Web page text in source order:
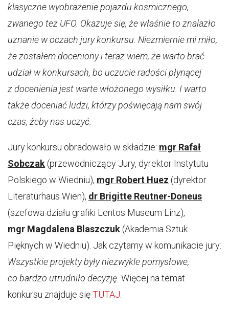
klasyczne wyobrażenie pojazdu kosmicznego,
zwanego też UFO. Okazuje się, że właśnie to znalazło
uznanie w oczach jury konkursu. Niezmiernie mi miło,
że zostałem doceniony i teraz wiem, że warto brać
udział w konkursach, bo uczucie radości płynącej
z docenienia jest warte włożonego wysiłku. I warto
także doceniać ludzi, którzy poświęcają nam swój
czas, żeby nas uczyć.
Jury konkursu obradowało w składzie: mgr Rafał
Sobczak (przewodniczący Jury, dyrektor Instytutu
Polskiego w Wiedniu), mgr Robert Huez (dyrektor
Literaturhaus Wien), dr Brigitte Reutner-Doneus
(szefowa działu grafiki Lentos Museum Linz),
mgr Magdalena Blaszczuk (Akademia Sztuk
Pięknych w Wiedniu). Jak czytamy w komunikacie jury:
Wszystkie projekty były niezwykle pomysłowe,
co bardzo utrudniło decyzję. Więcej na temat
konkursu znajduje sięTUTAJ